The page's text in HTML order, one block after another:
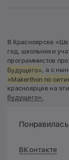
В Красноярске
год, школьники
программистов
будущего», а с
«Makerthon по
красноярцев на
будущего».
ВКонтакте